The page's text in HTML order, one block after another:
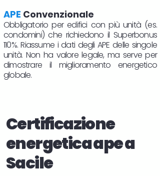
APE Convenzionale
Obbligatorio per edifici con più unità (es.
condomini) che richiedono il Superbonus
110%. Riassume i dati degli APE delle singole
unità. Non ha valore legale, ma serve per
dimostrare il miglioramento energetico
globale.
Certificazione
energetica ape a
Sacile